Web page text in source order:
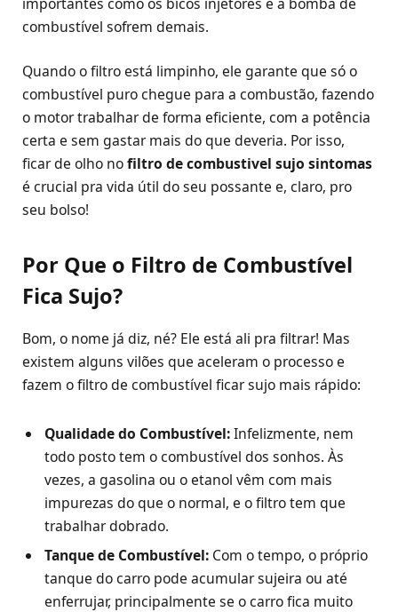
combustível sofrem demais.
Quando o filtro está limpinho, ele garante que só o
combustível puro chegue para a combustão, fazendo
o motor trabalhar de forma eficiente, com a potência
certa e sem gastar mais do que deveria. Por isso,
ficar de olho nofiltro de combustivel sujo sintomas
é crucial pra vida útil do seu possante e, claro, pro
seu bolso!
Por Que o Filtro de Combustível
Fica Sujo?
Bom, o nome já diz, né? Ele está ali pra filtrar! Mas
existem alguns vilões que aceleram o processo e
fazem o filtro de combustível ficar sujo mais rápido:
Qualidade do Combustível:Infelizmente, nem
todo posto tem o combustível dos sonhos. Às
vezes, a gasolina ou o etanol vêm com mais
impurezas do que o normal, e o filtro tem que
trabalhar dobrado.
Tanque de Combustível: Com o tempo, o próprio
tanque do carro pode acumular sujeira ou até
enferrujar, principalmente se o carro fica muito